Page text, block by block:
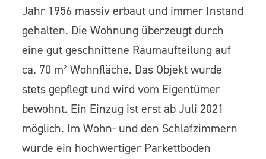
Jahr 1956 massiv erbaut und immer Instand
gehalten. Die Wohnung überzeugt durch
eine gut geschnittene Raumaufteilung auf
ca. 70 m² Wohnfläche. Das Objekt wurde
stets gepflegt und wird vom Eigentümer
bewohnt. Ein Einzug ist erst ab Juli 2021
möglich. Im Wohn- und den Schlafzimmern
wurde ein hochwertiger Parkettboden